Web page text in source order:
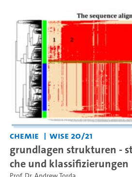
Chemie WiSe 20/21
grundlagen strukturen -
che und klassifizierungen